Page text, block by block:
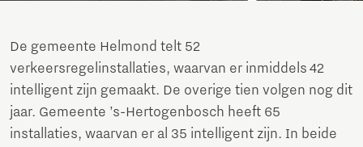
De gemeente Helmond telt 52
verkeersregelinstallaties, waarvan er inmiddels 42
intelligent zijn gemaakt. De overige tien volgen nog dit
jaar. Gemeente ’s-Hertogenbosch heeft 65
installaties, waarvan er al 35 intelligent zijn. In beide